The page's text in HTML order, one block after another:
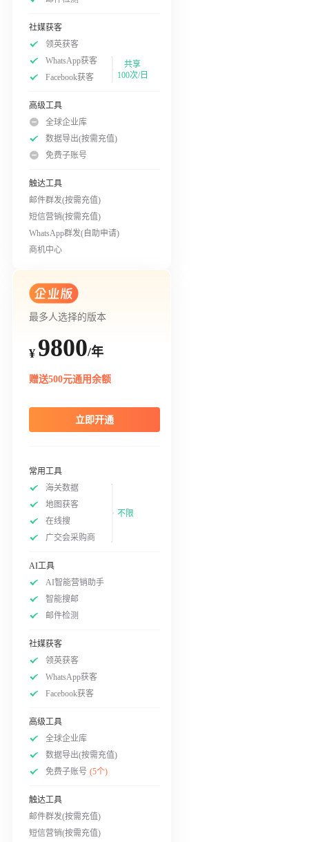
社媒获客
领英获客
WhatsApp获客
Facebook获客
共享
100次/日
高级工具
全球企业库
数据导出(按需充值)
免费子账号
触达工具
邮件群发(按需充值)
短信营销(按需充值)
WhatsApp群发(自助申请)
商机中心
最多人选择的版本
¥ 9800/年
赠送500元通用余额
立即开通
常用工具
海关数据
地图获客
在线搜
广交会采购商
不限
AI工具
AI智能营销助手
智能搜邮
邮件检测
社媒获客
领英获客
WhatsApp获客
Facebook获客
高级工具
全球企业库
数据导出(按需充值)
免费子账号 (5个)
触达工具
邮件群发(按需充值)
短信营销(按需充值)